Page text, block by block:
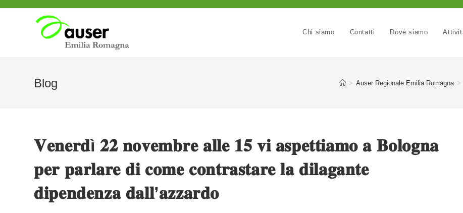
Chi siamo Contatti Dove siamo
Blog > Auser Regionale Emilia Romagna >
𝐕𝐞𝐧𝐞𝐫𝐝ì 𝟐𝟐 𝐧𝐨𝐯𝐞𝐦𝐛𝐫𝐞 𝐚𝐥𝐥𝐞 𝟏𝟓 𝐯𝐢 𝐚𝐬𝐩𝐞𝐭𝐭𝐢𝐚𝐦𝐨 𝐚 𝐁𝐨𝐥𝐨𝐠𝐧𝐚
𝐩𝐞𝐫 𝐩𝐚𝐫𝐥𝐚𝐫𝐞 𝐝𝐢 𝐜𝐨𝐦𝐞 𝐜𝐨𝐧𝐭𝐫𝐚𝐬𝐭𝐚𝐫𝐞 𝐥𝐚 𝐝𝐢𝐥𝐚𝐠𝐚𝐧𝐭𝐞
𝐝𝐢𝐩𝐞𝐧𝐝𝐞𝐧𝐳𝐚 𝐝𝐚𝐥𝐥’𝐚𝐳𝐳𝐚𝐫𝐝𝐨